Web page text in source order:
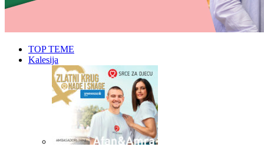
TOP TEME
Kalesija